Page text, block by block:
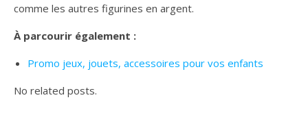
comme les autres figurines en argent.
À parcourir également :
Promo jeux, jouets, accessoires pour vos enfants
No related posts.